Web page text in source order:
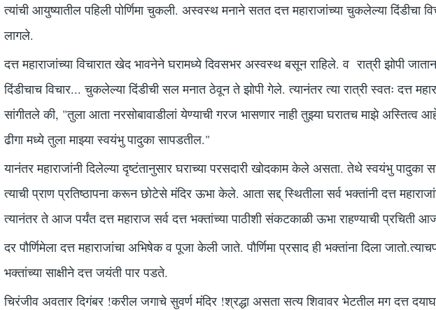
त्यांची आयुष्यातील पहिली पोर्णिमा चुकली. अस्वस्थ मनाने सतत दत्त महाराजांच्या चुकलेल्या दिंडीचा
लागले.
दत्त महाराजांच्या विचारात खेद भावनेने घरामध्ये दिवसभर अस्वस्थ बसून राहिले. व रात्री झोपी
दिंडीचाच विचार... चुकलेल्या दिंडीची सल मनात ठेवून ते झोपी गेले. त्यानंतर त्या रात्री स्वतः दत्त
सांगीतले की, "तुला आता नरसोबावाडीलां येण्याची गरज भासणार नाही तुझ्या घरातच माझे अस्तित्व
ढीगा मध्ये तुला माझ्या स्वयंभु पादुका सापडतील."
यानंतर महाराजांनी दिलेल्या दृष्टंतानुसार घराच्या परसदारी खोदकाम केले असता. तेथे स्वयंभु पादुका
त्याची प्राण प्रतिष्ठापना करून छोटेसे मंदिर ऊभा केले. आता सद्द् स्थितीला सर्व भक्तांनी दत्त
त्यानंतर ते आज पर्यंत दत्त महाराज सर्व दत्त भक्तांच्या पाठीशी संकटकाळी ऊभा राहण्याची प्रचिती
दर पौर्णिमेला दत्त महाराजांचा अभिषेक व पूजा केली जाते. पौर्णिमा प्रसाद ही भक्तांना दिला
भक्तांच्या साक्षीने दत्त जयंती पार पडते.
चिरंजीव अवतार दिगंबर !करील जगाचे सुवर्ण मंदिर !श्रद्धा असता सत्य शिवावर भेटतील मग दत्त